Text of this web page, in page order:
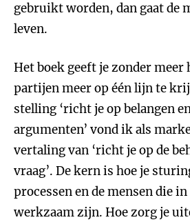
gebruikt worden, dan gaat de
leven.
Het boek geeft je zonder
partijen meer op één lijn te
stelling ‘richt je op belangen
argumenten’ vond ik als
vertaling van ‘richt je op de
vraag’. De kern is hoe je
processen en de mensen die
werkzaam zijn. Hoe zorg je